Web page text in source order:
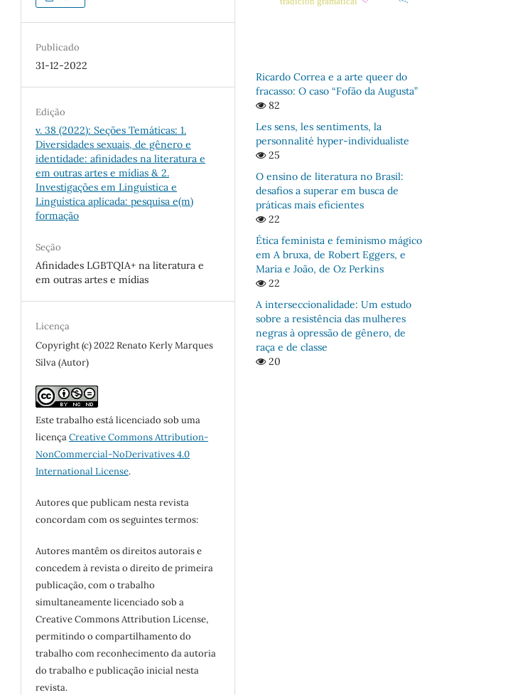
Publicado
31-12-2022
Edição
v. 38 (2022): Seções Temáticas: 1.
Diversidades sexuais, de gênero e
identidade: afinidades na literatura e
em outras artes e mídias & 2.
Investigações em Linguística e
Linguística aplicada: pesquisa e(m)
formação
Seção
Afinidades LGBTQIA+ na literatura e
em outras artes e mídias
Licença
Copyright (c) 2022 Renato Kerly Marques
Silva (Autor)
Este trabalho está licenciado sob uma
licençaCreative Commons Attribution-
NonCommercial-NoDerivatives 4.0
International License.
Autores que publicam nesta revista
concordam com os seguintes termos:
Autores mantêm os direitos autorais e
concedem à revista o direito de primeira
publicação, com o trabalho
simultaneamente licenciado sob a
Creative Commons Attribution License,
permitindo o compartilhamento do
trabalho com reconhecimento da autoria
do trabalho e publicação inicial nesta
revista.
Ricardo Correa e a arte queer do
fracasso: O caso “Fofão da Augusta”
82
Les sens, les sentiments, la
personnalité hyper-individualiste
25
O ensino de literatura no Brasil:
desafios a superar em busca de
práticas mais eficientes
22
Ética feminista e feminismo mágico
em A bruxa, de Robert Eggers, e
Maria e João, de Oz Perkins
22
A interseccionalidade: Um estudo
sobre a resistência das mulheres
negras à opressão de gênero, de
raça e de classe
20